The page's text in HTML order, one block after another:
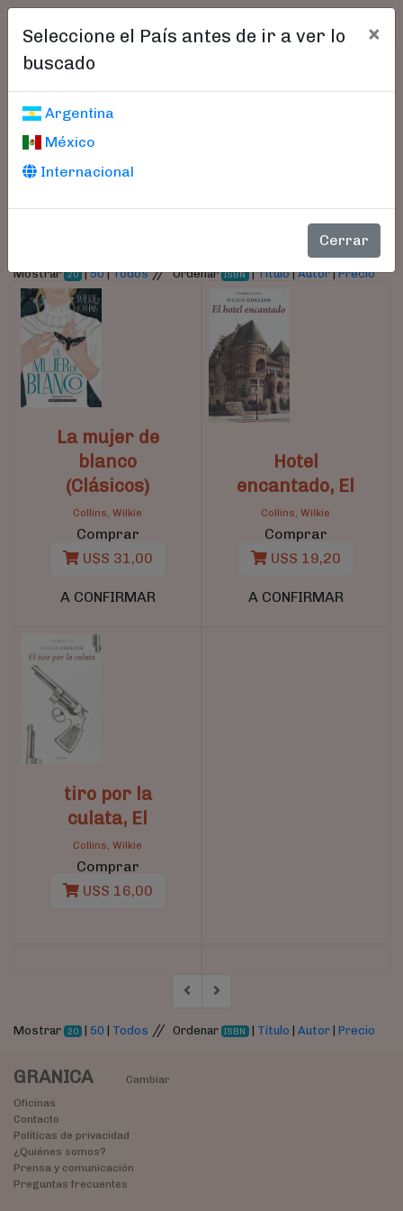
Seleccione el País antes de ir a ver lo
buscado
×
Argentina
México
Internacional
Cerrar
Libros encontrados
Parámetros
Mostrar 20 |50|Todos//Ordenar ISBN |Título|Autor|Precio
La mujer de
blanco
(Clásicos)
Collins, Wilkie
Comprar
U$S 31,00
A CONFIRMAR
Hotel
encantado, El
Collins, Wilkie
Comprar
U$S 19,20
A CONFIRMAR
tiro por la
culata, El
Collins, Wilkie
Comprar
U$S 16,00
Mostrar 20 | 50 Todos // Ordenar ISBN Título |Autor |Precio
GRANICA
Cambiar
Oficinas
Contacto
Políticas de privacidad
¿Quiénes somos?
Prensa y comunicación
Preguntas frecuentes